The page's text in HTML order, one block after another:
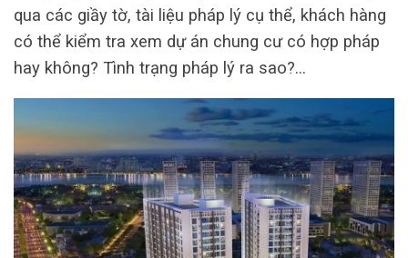
qua các giầy tờ, tài liệu pháp lý cụ thể, khách hàng
có thể kiểm tra xem dự án chung cư có hợp pháp
hay không? Tình trạng pháp lý ra sao?…